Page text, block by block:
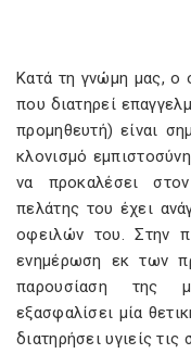
Κατά τη γνώμη μας, ο
που διατηρεί
προμηθευτή) είναι
κλονισμό
να προκαλέσει
πελάτης του έχει
οφειλών του. Στην
ενημέρωση εκ των
παρουσίαση της
εξασφαλίσει μία
διατηρήσει υγιείς